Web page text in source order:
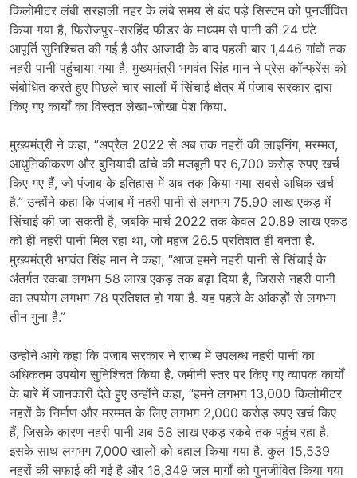
किलोमीटर लंबी सरहाली नहर के लंबे समय से बंद पड़े सिस्टम को पुनर्जीवित
किया गया है, फिरोजपुर-सरहिंद फीडर के माध्यम से पानी की 24 घंटे
आपूर्ति सुनिश्चित की गई है और आजादी के बाद पहली बार 1,446 गांवों तक
नहरी पानी पहुंचाया गया है. मुख्यमंत्री भगवंत सिंह मान ने प्रेस कॉन्फ्रेंस को
संबोधित करते हुए पिछले चार सालों में सिंचाई क्षेत्र में पंजाब सरकार द्वारा
किए गए कार्यों का विस्तृत लेखा-जोखा पेश किया.
मुख्यमंत्री ने कहा, “अप्रैल 2022 से अब तक नहरों की लाइनिंग, मरम्मत,
आधुनिकीकरण और बुनियादी ढांचे की मजबूती पर 6,700 करोड़ रुपए खर्च
किए गए हैं, जो पंजाब के इतिहास में अब तक किया गया सबसे अधिक खर्च
है.” उन्होंने कहा कि पंजाब में नहरी पानी से लगभग 75.90 लाख एकड़ में
सिंचाई की जा सकती है, जबकि मार्च 2022 तक केवल 20.89 लाख एकड़
को ही नहरी पानी मिल रहा था, जो महज 26.5 प्रतिशत ही बनता है.
मुख्यमंत्री भगवंत सिंह मान ने कहा, “आज हमने नहरी पानी से सिंचाई के
अंतर्गत रकबा लगभग 58 लाख एकड़ तक बढ़ा दिया है, जिससे नहरी पानी
का उपयोग लगभग 78 प्रतिशत हो गया है. यह पहले के आंकड़ों से लगभग
तीन गुना है.”
उन्होंने आगे कहा कि पंजाब सरकार ने राज्य में उपलब्ध नहरी पानी का
अधिकतम उपयोग सुनिश्चित किया है. जमीनी स्तर पर किए गए व्यापक कार्यों
के बारे में जानकारी देते हुए उन्होंने कहा, “हमने लगभग 13,000 किलोमीटर
नहरों के निर्माण और मरम्मत के लिए लगभग 2,000 करोड़ रुपए खर्च किए
हैं, जिसके कारण नहरी पानी अब 58 लाख एकड़ रकबे तक पहुंच रहा है.
इसके साथ लगभग 7,000 खालों को बहाल किया गया है. कुल 15,539
नहरों की सफाई की गई है और 18,349 जल मार्गों को पुनर्जीवित किया गया